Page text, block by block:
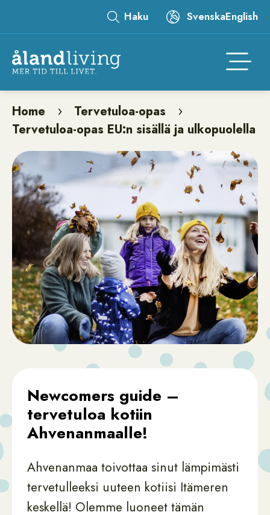
to
main
content
Leaderboard
Haku SvenskaEnglish
Breadcrumb
Home
Tervetuloa-opas
Tervetuloa-opas EU:n sisällä ja ulkopuolella
Newcomers guide –
tervetuloa kotiin
Ahvenanmaalle!
Ahvenanmaa toivottaa sinut lämpimästi
tervetulleeksi uuteen kotiisi Itämeren
keskellä! Olemme luoneet tämän